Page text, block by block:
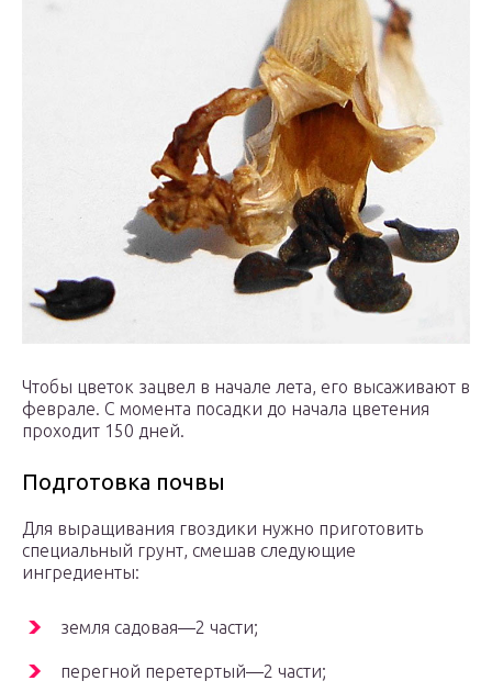
Чтобы цветок зацвел в начале лета, его высаживают в
феврале. С момента посадки до начала цветения
проходит 150 дней.
Подготовка почвы
Для выращивания гвоздики нужно приготовить
специальный грунт, смешав следующие
ингредиенты:
земля садовая—2 части;
перегной перетертый—2 части;